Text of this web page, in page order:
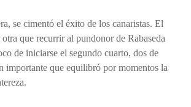
se cimentó el éxito de los canaristas. El
que recurrir al pundonor de Rabaseda
de iniciarse el segundo cuarto, dos de
que equilibró por momentos la